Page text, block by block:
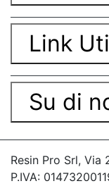
Link
Su di
Resin Pro Srl, Via
P.IVA: